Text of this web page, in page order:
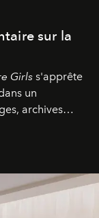
sur la
Girls s'apprête
un
archives